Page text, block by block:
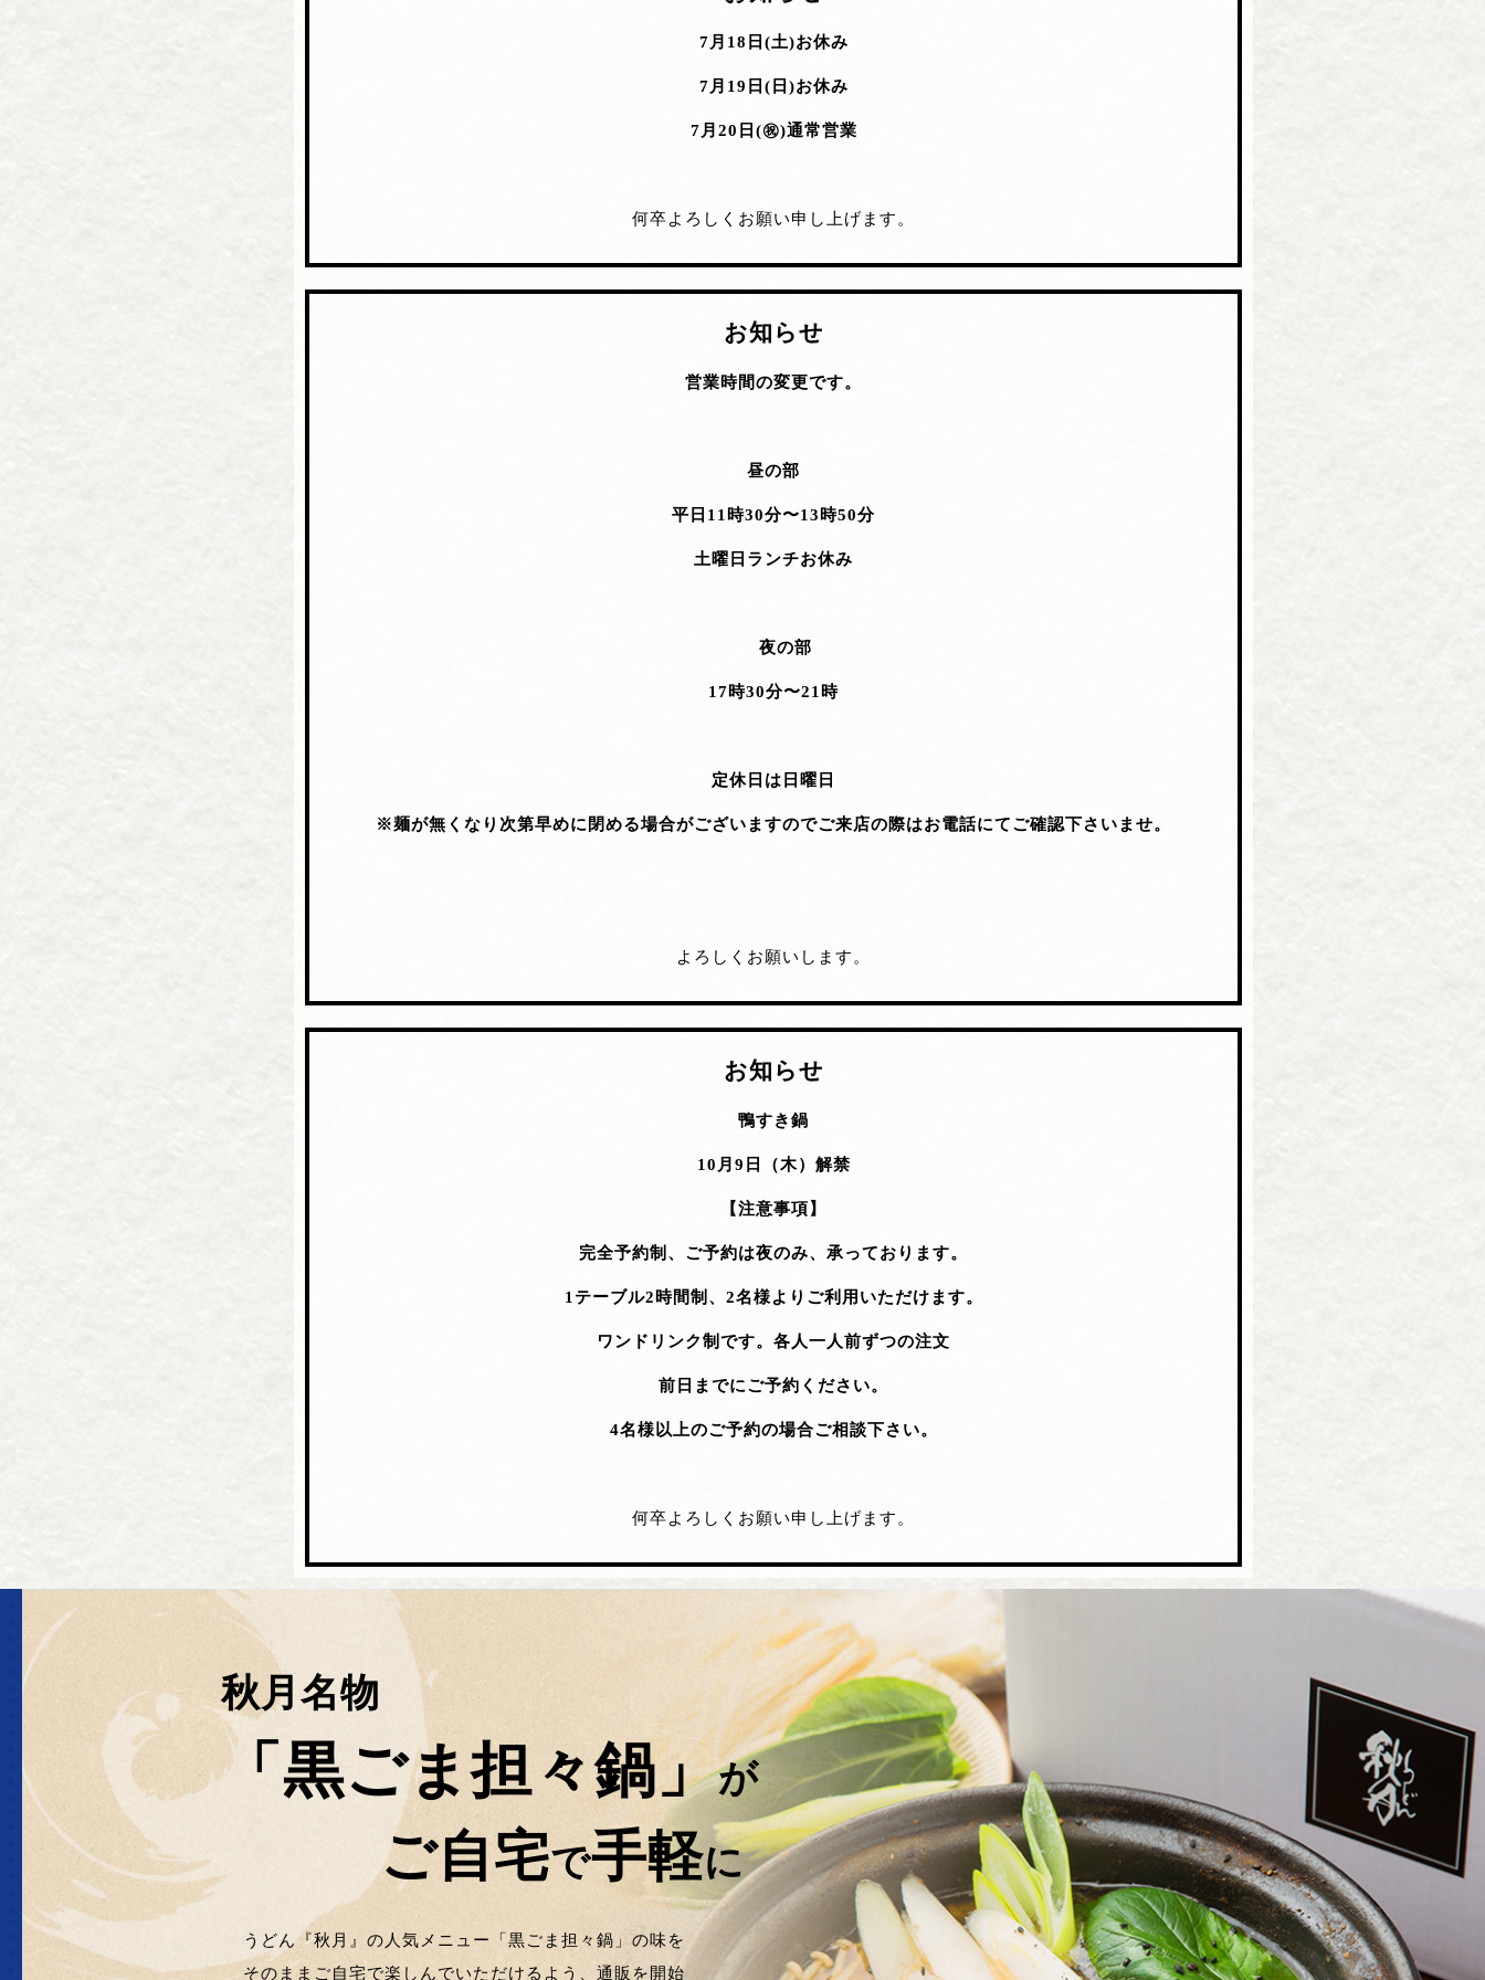
7月18日(土)お休み
7月19日(日)お休み
7月20日(㊗️)通常営業
何卒よろしくお願い申し上げます。
お知らせ
営業時間の変更です。
昼の部
平日11時30分〜13時50分
土曜日ランチお休み
夜の部
17時30分〜21時
定休日は日曜日
※麺が無くなり次第早めに閉める場合がございますのでご来店の際はお電話にてご確認下さいませ。
よろしくお願いします。
お知らせ
鴨すき鍋
10月9日（木）解禁
【注意事項】
完全予約制、ご予約は夜のみ、承っております。
1テーブル2時間制、2名様よりご利用いただけます。
ワンドリンク制です。各人一人前ずつの注文
前日までにご予約ください。
4名様以上のご予約の場合ご相談下さい。
何卒よろしくお願い申し上げます。
秋月名物
「黒ごま担々鍋」が
ご自宅で手軽に
うどん『秋月』の人気メニュー「黒ごま担々鍋」の味を
そのままご自宅で楽しんでいただけるよう、通販を開始